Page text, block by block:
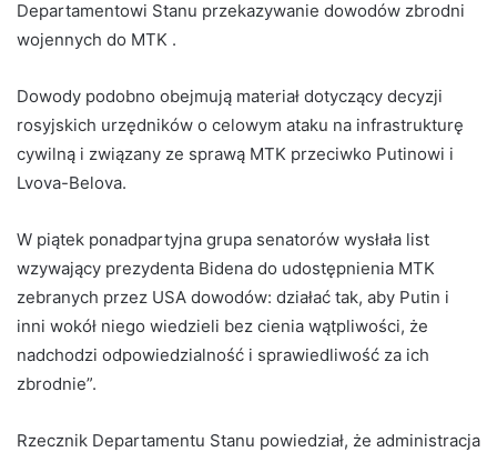
Departamentowi Stanu przekazywanie dowodów zbrodni
wojennych do MTK .
Dowody podobno obejmują materiał dotyczący decyzji
rosyjskich urzędników o celowym ataku na infrastrukturę
cywilną i związany ze sprawą MTK przeciwko Putinowi i
Lvova-Belova.
W piątek ponadpartyjna grupa senatorów wysłała list
wzywający prezydenta Bidena do udostępnienia MTK
zebranych przez USA dowodów: działać tak, aby Putin i
inni wokół niego wiedzieli bez cienia wątpliwości, że
nadchodzi odpowiedzialność i sprawiedliwość za ich
zbrodnie”.
Rzecznik Departamentu Stanu powiedział, że administracja